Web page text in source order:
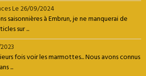
Le 26/09/2024
saisonnières à Embrun, je ne manquerai de
sur ...
fois voir les marmottes... Nous avons connus
...